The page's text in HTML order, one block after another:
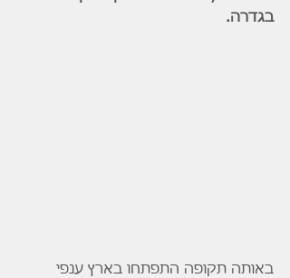
בגדרה.
באותה תקופה התפתחו בארץ ענפי